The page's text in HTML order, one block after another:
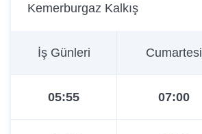
Kemerburgaz Kalkış
İş Günleri Cumartesi
05:55 07:00